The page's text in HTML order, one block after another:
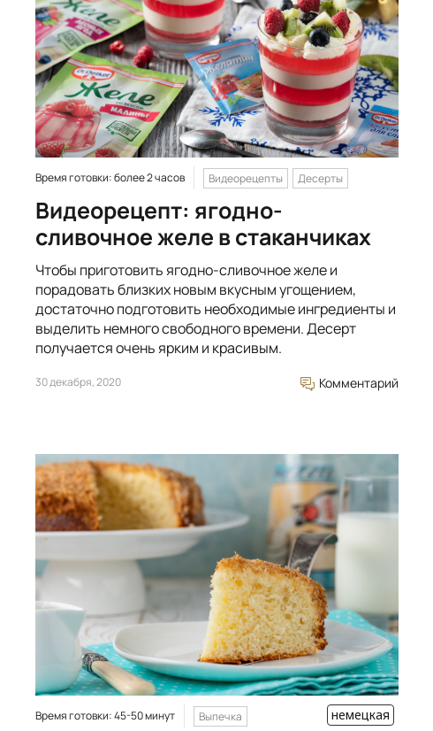
Время готовки: более 2 часов Видеорецепты Десерты
Видеорецепт: ягодно-
сливочное желе в стаканчиках
Чтобы приготовить ягодно-сливочное желе и
порадовать близких новым вкусным угощением,
достаточно подготовить необходимые ингредиенты и
выделить немного свободного времени. Десерт
получается очень ярким и красивым.
30 декабря, 2020 Комментарий
Время готовки: 45-50 минут Выпечка немецкая